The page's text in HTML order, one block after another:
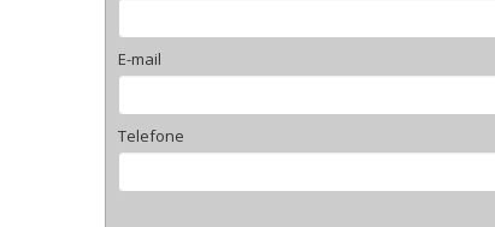
E-mail
Telefone